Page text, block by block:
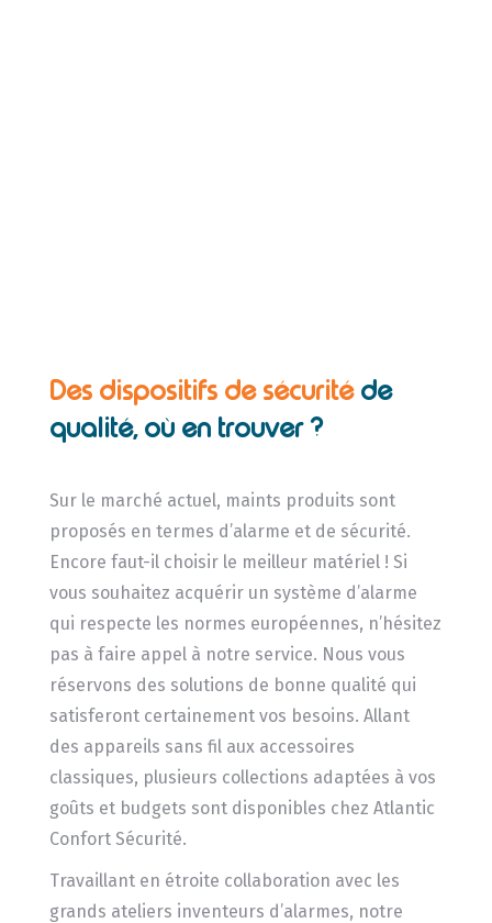
Des dispositifs de sécurité de
qualité, où en trouver ?
Sur le marché actuel, maints produits sont
proposés en termes d’alarme et de sécurité.
Encore faut-il choisir le meilleur matériel ! Si
vous souhaitez acquérir un système d’alarme
qui respecte les normes européennes, n’hésitez
pas à faire appel à notre service. Nous vous
réservons des solutions de bonne qualité qui
satisferont certainement vos besoins. Allant
des appareils sans fil aux accessoires
classiques, plusieurs collections adaptées à vos
goûts et budgets sont disponibles chez Atlantic
Confort Sécurité.
Travaillant en étroite collaboration avec les
grands ateliers inventeurs d’alarmes, notre